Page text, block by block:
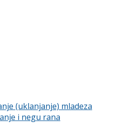
(uklanjanje) mladeza
i negu rana